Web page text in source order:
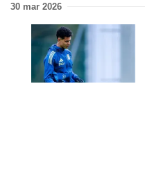
30 mar 2026